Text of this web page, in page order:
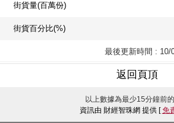
街貨量(百萬份)
街貨百分比(%)
最後更新時間 : 10/
返回頁頂
以上數據為最少15分鐘前
資訊由 財經智珠網 提供 [免